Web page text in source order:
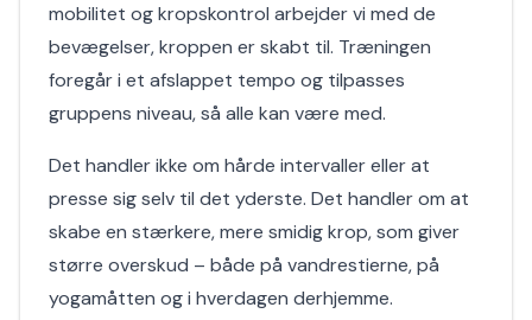
mobilitet og kropskontrol arbejder vi med de
bevægelser, kroppen er skabt til. Træningen
foregår i et afslappet tempo og tilpasses
gruppens niveau, så alle kan være med.
Det handler ikke om hårde intervaller eller at
presse sig selv til det yderste. Det handler om at
skabe en stærkere, mere smidig krop, som giver
større overskud – både på vandrestierne, på
yogamåtten og i hverdagen derhjemme.